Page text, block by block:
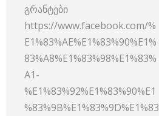
გრანტები
https://www.facebook.com/%
E1%83%AE%E1%83%90%E1%
83%A8%E1%83%98%E1%83%
A1-
%E1%83%92%E1%83%90%E1
%83%9B%E1%83%9D%E1%83